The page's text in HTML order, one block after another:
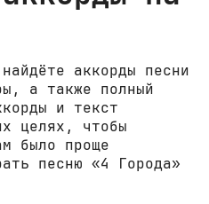
аккорды песни
а также полный
и текст
целях, чтобы
было проще
песню «4 Города»